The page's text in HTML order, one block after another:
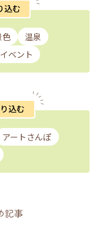
込む
色
温泉
イベント
込む
アートさんぽ
記事